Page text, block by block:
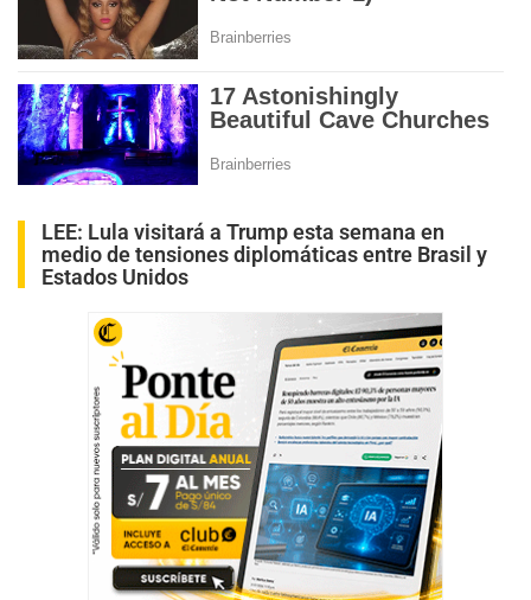
LEE: Lula visitará a Trump esta semana en
medio de tensiones diplomáticas entre Brasil y
Estados Unidos